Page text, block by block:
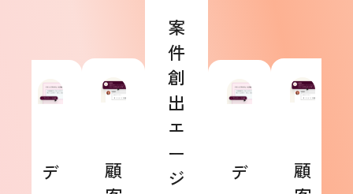
デ
顧
案
件
創
出
エ
ー
ジ
デ
顧